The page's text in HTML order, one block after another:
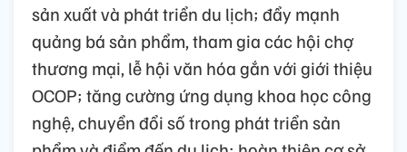
sản xuất và phát triển du lịch; đẩy mạnh
quảng bá sản phẩm, tham gia các hội chợ
thương mại, lễ hội văn hóa gắn với giới thiệu
OCOP; tăng cường ứng dụng khoa học công
nghệ, chuyển đổi số trong phát triển sản